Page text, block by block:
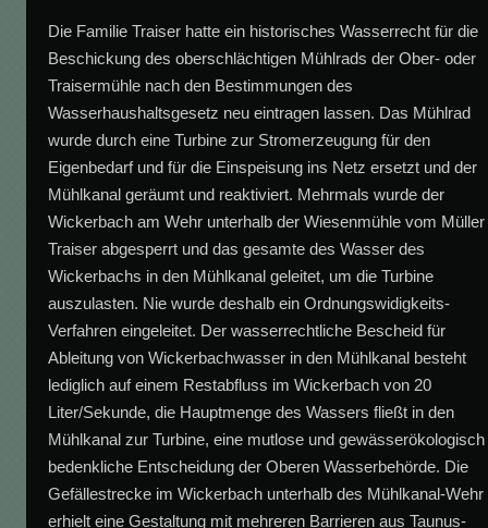
Die Familie Traiser hatte ein historisches Wasserrecht für die
Beschickung des oberschlächtigen Mühlrads der Ober- oder
Traisermühle nach den Bestimmungen des
Wasserhaushaltsgesetz neu eintragen lassen. Das Mühlrad
wurde durch eine Turbine zur Stromerzeugung für den
Eigenbedarf und für die Einspeisung ins Netz ersetzt und der
Mühlkanal geräumt und reaktiviert. Mehrmals wurde der
Wickerbach am Wehr unterhalb der Wiesenmühle vom Müller
Traiser abgesperrt und das gesamte des Wasser des
Wickerbachs in den Mühlkanal geleitet, um die Turbine
auszulasten. Nie wurde deshalb ein Ordnungswidigkeits-
Verfahren eingeleitet. Der wasserrechtliche Bescheid für
Ableitung von Wickerbachwasser in den Mühlkanal besteht
lediglich auf einem Restabfluss im Wickerbach von 20
Liter/Sekunde, die Hauptmenge des Wassers fließt in den
Mühlkanal zur Turbine, eine mutlose und gewässerökologisch
bedenkliche Entscheidung der Oberen Wasserbehörde. Die
Gefällestrecke im Wickerbach unterhalb des Mühlkanal-Wehr
erhielt eine Gestaltung mit mehreren Barrieren aus Taunus-